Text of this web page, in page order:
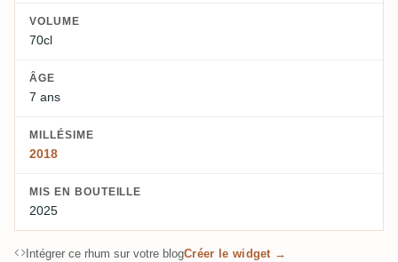
VOLUME
70cl
ÂGE
7 ans
MILLÉSIME
2018
MIS EN BOUTEILLE
2025
Intégrer ce rhum sur votre blogCréer le widget →